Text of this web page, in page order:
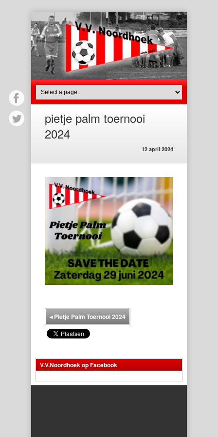
pietje palm toernooi
2024
12 april 2024
◂Pietje Palm Toernooi 2024
V.V.Noordhoek op Facebook